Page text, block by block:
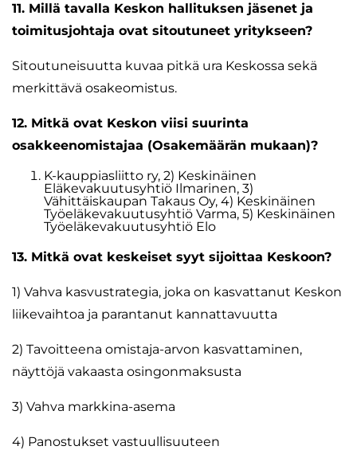
11. Millä tavalla Keskon hallituksen jäsenet ja
toimitusjohtaja ovat sitoutuneet yritykseen?
Sitoutuneisuutta kuvaa pitkä ura Keskossa sekä
merkittävä osakeomistus.
12. Mitkä ovat Keskon viisi suurinta
osakkeenomistajaa (Osakemäärän mukaan)?
K-kauppiasliitto ry, 2) Keskinäinen
Eläkevakuutusyhtiö Ilmarinen, 3)
Vähittäiskaupan Takaus Oy, 4) Keskinäinen
Työeläkevakuutusyhtiö Varma, 5) Keskinäinen
Työeläkevakuutusyhtiö Elo
13. Mitkä ovat keskeiset syyt sijoittaa Keskoon?
1) Vahva kasvustrategia, joka on kasvattanut Keskon
liikevaihtoa ja parantanut kannattavuutta
2) Tavoitteena omistaja-arvon kasvattaminen,
näyttöjä vakaasta osingonmaksusta
3) Vahva markkina-asema
4) Panostukset vastuullisuuteen